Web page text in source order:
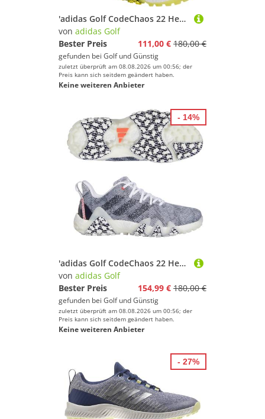
'adidas Golf CodeChaos 22 Herren Golfschuh grau/gelb'
von adidas Golf
Bester Preis
111,00 € 180,00 €
gefunden bei Golf und Günstig
zuletzt überprüft am 08.08.2026 um 00:56; der
Preis kann sich seitdem geändert haben.
Keine weiteren Anbieter
'adidas Golf CodeChaos 22 Herren Golfschuh grau/navy'
von adidas Golf
Bester Preis
154,99 € 180,00 €
gefunden bei Golf und Günstig
zuletzt überprüft am 08.08.2026 um 00:56; der
Preis kann sich seitdem geändert haben.
Keine weiteren Anbieter
- 14%
- 27%